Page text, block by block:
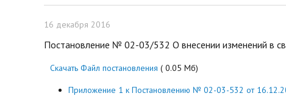
16 декабря 2016
Постановление № 02-03/532 О внесении изменений в
Скачать Файл постановления ( 0.05 Мб)
Приложение 1 к Постановлению № 02-03-532 от